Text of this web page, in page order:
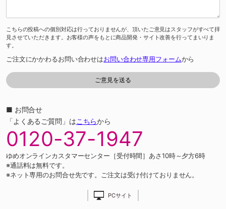
こちらの投稿への個別対応は行っておりませんが、頂いたご意見はスタッフがすべて拝
見させていただきます。お客様の声をもとに商品開発・サイト改善を行ってまいりま
す。
ご注文にかかわるお問い合わせはお問い合わせ専用フォームから
■ お問合せ
「よくあるご質問」はこちらから
0120-37-1947
ゆめオンラインカスタマーセンター［受付時間］あさ10時～夕方6時
※通話料は無料です。
※ネット専用のお問合せ先です。ご注文は受け付けておりません。
PCサイト